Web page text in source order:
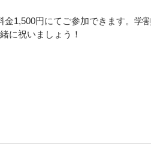
1,500円にてご参加できます。学割
に祝いましょう！